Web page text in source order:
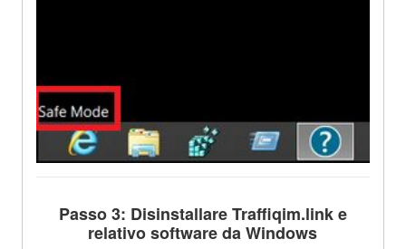
Passo 3: Disinstallare Traffiqim.link e
relativo software da Windows